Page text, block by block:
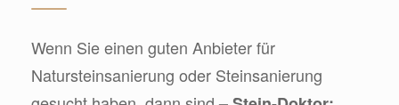
Wenn Sie einen guten Anbieter für
Natursteinsanierung oder Steinsanierung